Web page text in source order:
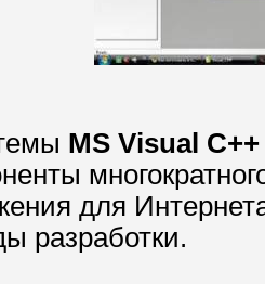
MS Visual
для
разработки.